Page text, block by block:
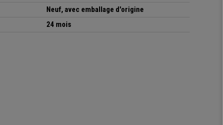
Neuf, avec emballage d'origine
24 mois